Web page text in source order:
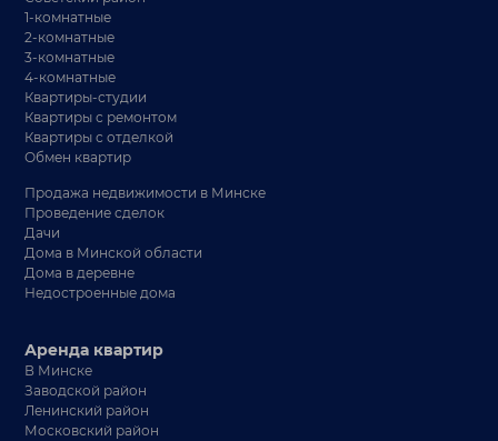
1-комнатные
2-комнатные
3-комнатные
4-комнатные
Квартиры-студии
Квартиры с ремонтом
Квартиры с отделкой
Обмен квартир
Продажа недвижимости в Минске
Проведение сделок
Дачи
Дома в Минской области
Дома в деревне
Недостроенные дома
Аренда квартир
В Минске
Заводской район
Ленинский район
Московский район